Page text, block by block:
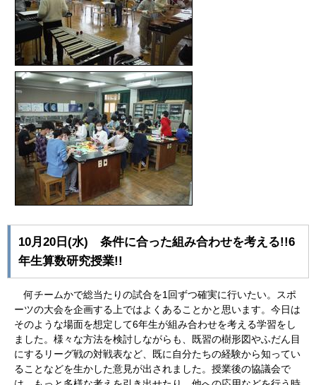
10月20日(水) 条件に合った組み合わせを考える!!6
年生算数研究授業!!
何チームかで総当たりの試合を1回ずつ確実に行いたい。スポ
ーツの大会を企画する上ではよくあることかと思います。今日は
そのような場面を想定して6年生が組み合わせを考える学習をし
ました。様々な方法を検討しながらも、既習の樹形図やふだん目
にするリーグ戦の対戦表など、既に自分たちの経験から知ってい
ることなどを生かした意見が出されました。授業後の協議会で